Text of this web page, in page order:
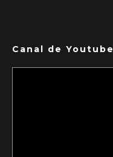
Canal de Youtube